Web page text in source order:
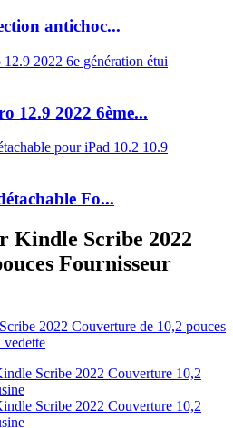
antichoc...
12.9 2022 6ème...
Fo...
Kindle Scribe 2022
Fournisseur